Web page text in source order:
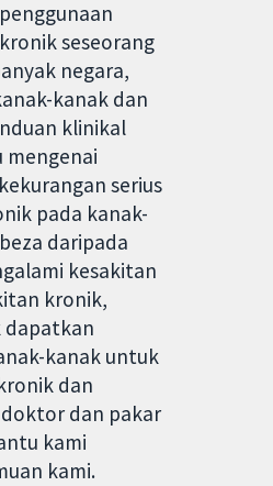
seseorang
negara,
kanak dan
klinikal
mengenai
serius
pada kanak-
daripada
kesakitan
kronik,
dapatkan
kanak untuk
dan
dan pakar
kami
kami.